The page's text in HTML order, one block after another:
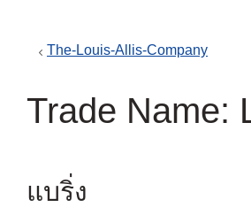
The-Louis-Allis-Company
Trade Name:
แบริ่ง